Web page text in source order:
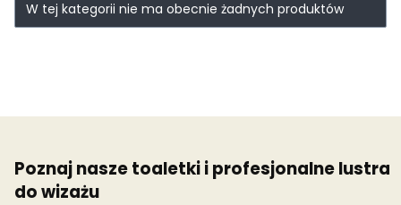
W tej kategorii nie ma obecnie żadnych produktów
Poznaj nasze toaletki i profesjonalne lustra
do wizażu